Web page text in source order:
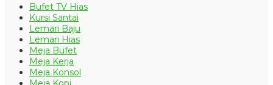
Bufet TV Hias
Kursi Santai
Lemari Baju
Lemari Hias
Meja Bufet
Meja Kerja
Meja Konsol